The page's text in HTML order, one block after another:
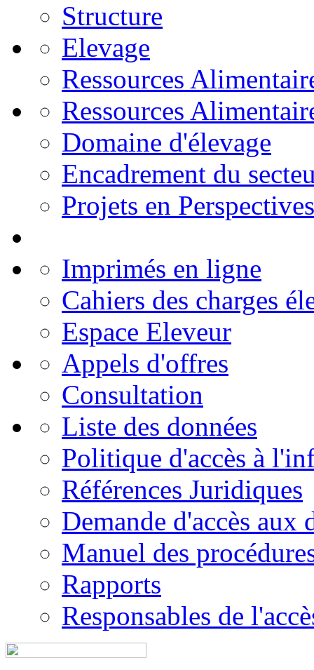
Structure
Elevage
Ressources
Ressources
Domaine d'élevage
Encadrement du
Projets en Perspectives
Imprimés en ligne
Cahiers des charges
Espace Eleveur
Appels d'offres
Consultation
Liste des données
Politique d'accès à
Références Juridiques
Demande d'accès aux
Manuel des
Rapports
Responsables de